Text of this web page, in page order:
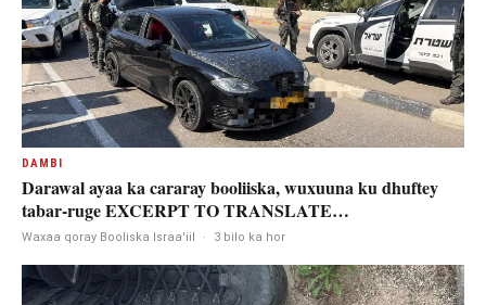
DAMBI
Darawal ayaa ka cararay booliiska, wuxuuna ku dhuftey
tabar-ruge EXCERPT TO TRANSLATE…
Waxaa qoray Booliska Israa'iil · 3 bilo ka hor